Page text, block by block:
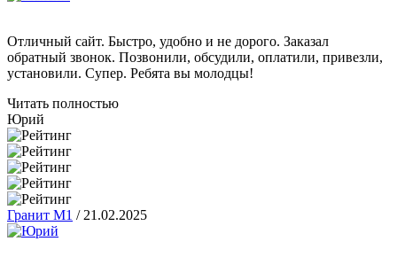
Отличный сайт. Быстро, удобно и не дорого. Заказал
обратный звонок. Позвонили, обсудили, оплатили, привезли,
установили. Супер. Ребята вы молодцы!
Читать полностью
Юрий
Гранит М1 / 21.02.2025